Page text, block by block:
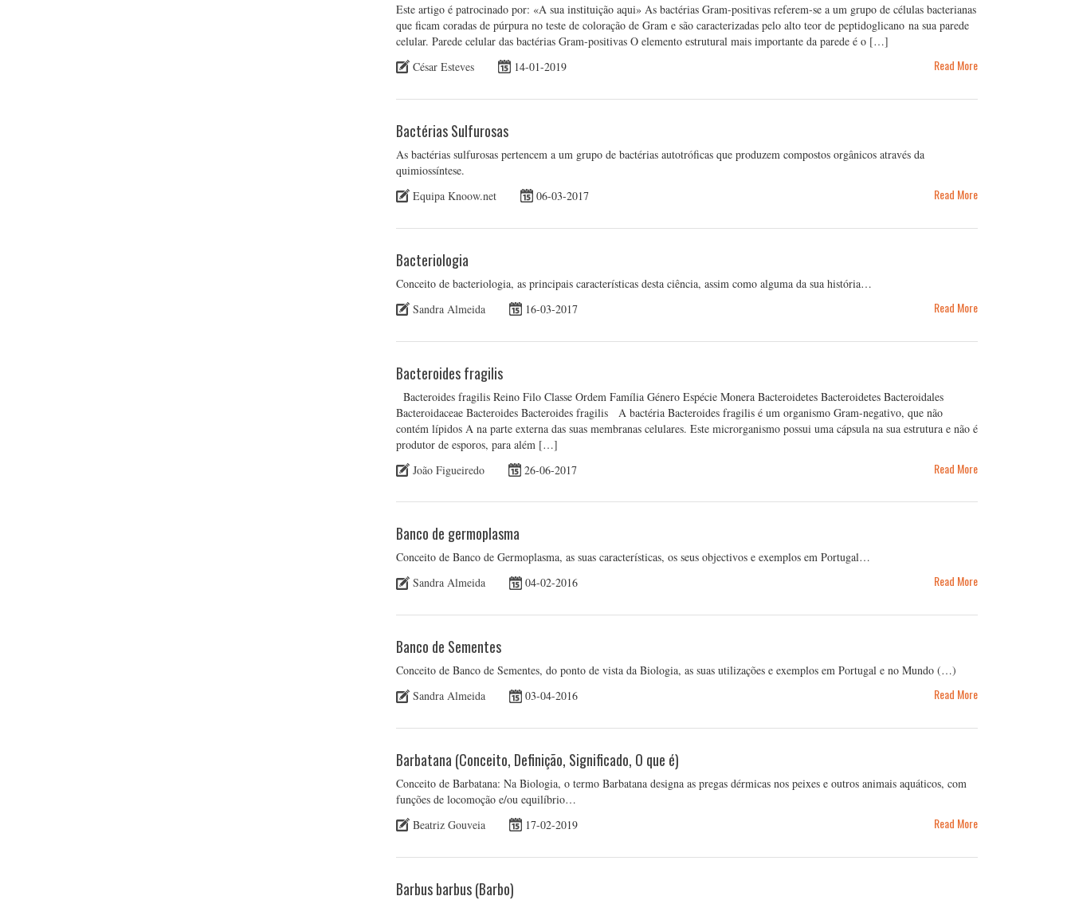
Este artigo é patrocinado por: «A sua instituição aqui» As bactérias Gram-positivas referem-se a um grupo de células bacterianas
que ficam coradas de púrpura no teste de coloração de Gram e são caracterizadas pelo alto teor de peptidoglicano na sua parede
celular. Parede celular das bactérias Gram-positivas O elemento estrutural mais importante da parede é o […]
César Esteves
14-01-2019 Read More
Bactérias Sulfurosas
As bactérias sulfurosas pertencem a um grupo de bactérias autotróficas que produzem compostos orgânicos através da
quimiossíntese.
Equipa Knoow.net
06-03-2017 Read More
Bacteriologia
Conceito de bacteriologia, as principais características desta ciência, assim como alguma da sua história…
Sandra Almeida
16-03-2017 Read More
Bacteroides fragilis
Bacteroides fragilis Reino Filo Classe Ordem Família Género Espécie Monera Bacteroidetes Bacteroidetes Bacteroidales
Bacteroidaceae Bacteroides Bacteroides fragilis A bactéria Bacteroides fragilis é um organismo Gram-negativo, que não
contém lípidos A na parte externa das suas membranas celulares. Este microrganismo possui uma cápsula na sua estrutura e não é
produtor de esporos, para além […]
João Figueiredo
26-06-2017 Read More
Banco de germoplasma
Conceito de Banco de Germoplasma, as suas características, os seus objectivos e exemplos em Portugal…
Sandra Almeida
04-02-2016 Read More
Banco de Sementes
Conceito de Banco de Sementes, do ponto de vista da Biologia, as suas utilizações e exemplos em Portugal e no Mundo (…)
Sandra Almeida
03-04-2016 Read More
Barbatana (Conceito, Definição, Significado, O que é)
Conceito de Barbatana: Na Biologia, o termo Barbatana designa as pregas dérmicas nos peixes e outros animais aquáticos, com
funções de locomoção e/ou equilíbrio…
Beatriz Gouveia
17-02-2019 Read More
Barbus barbus (Barbo)